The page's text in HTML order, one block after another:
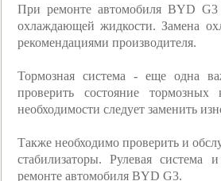
При ремонте автомобиля BYD G3
охлаждающей жидкости. Замена
рекомендациями производителя.
Тормозная система - еще одна
проверить состояние
необходимости следует заменить
Также необходимо проверить и
стабилизаторы. Рулевая система
ремонте автомобиля BYD G3.